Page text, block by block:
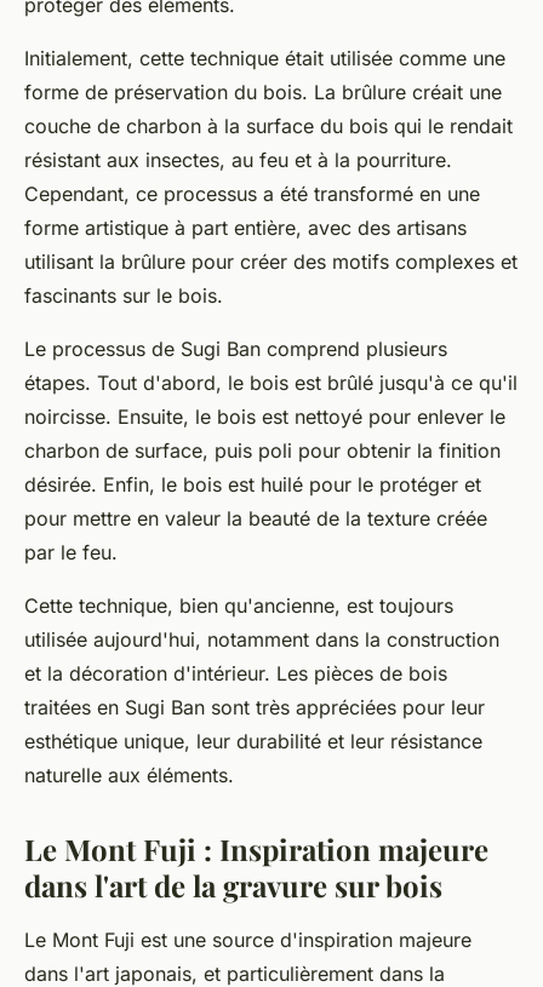
Initialement, cette technique était utilisée comme une
forme de préservation du bois. La brûlure créait une
couche de charbon à la surface du bois qui le rendait
résistant aux insectes, au feu et à la pourriture.
Cependant, ce processus a été transformé en une
forme artistique à part entière, avec des artisans
utilisant la brûlure pour créer des motifs complexes et
fascinants sur le bois.
Le processus de Sugi Ban comprend plusieurs
étapes. Tout d'abord, le bois est brûlé jusqu'à ce qu'il
noircisse. Ensuite, le bois est nettoyé pour enlever le
charbon de surface, puis poli pour obtenir la finition
désirée. Enfin, le bois est huilé pour le protéger et
pour mettre en valeur la beauté de la texture créée
par le feu.
Cette technique, bien qu'ancienne, est toujours
utilisée aujourd'hui, notamment dans la construction
et la décoration d'intérieur. Les pièces de bois
traitées en Sugi Ban sont très appréciées pour leur
esthétique unique, leur durabilité et leur résistance
naturelle aux éléments.
Le Mont Fuji : Inspiration majeure
dans l'art de la gravure sur bois
Le Mont Fuji est une source d'inspiration majeure
dans l'art japonais, et particulièrement dans la